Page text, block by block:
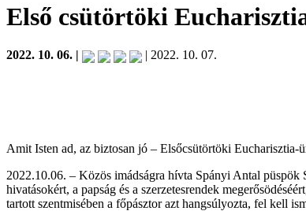
Első csütörtöki
2022. 10. 06. | | 2022. 10. 07.
Amit Isten ad, az biztosan jó – Elsőcsütörtöki Eucharisztia-
2022.10.06. – Közös imádságra hívta Spányi Antal
hivatásokért, a papság és a szerzetesrendek
tartott szentmisében a főpásztor azt hangsúlyozta, fel kell